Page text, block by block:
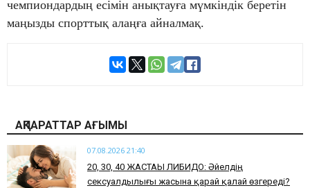
чемпиондардың есімін анықтауға мүмкіндік беретін
маңызды спорттық алаңға айналмақ.
АҚПАРАТТАР АҒЫМЫ
07.08.2026 21:40
​20, 30, 40 ЖАСТАҒЫ ЛИБИДО: Әйелдің
сексуалдылығы жасына қарай қалай өзгереді?